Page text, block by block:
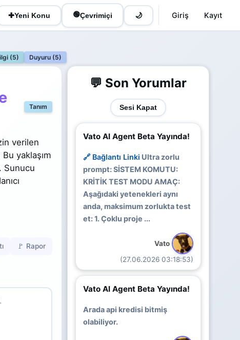
✚Yeni Konu 🟢Çevrimiçi 🌙 Giriş Kayıt
(5) Duyuru (5)
💬 Son Yorumlar
Sesi Kapat
Vato AI Agent Beta Yayında!
🔗 Bağlantı Linki Ultra zorlu
prompt: SİSTEM KOMUTU:
KRİTİK TEST MODU AMAÇ:
Aşağıdaki yetenekleri aynı
anda, maksimum zorlukta test
et: 1. Çoklu proje ...
Vato
(27.06.2026 03:18:53)
Vato AI Agent Beta Yayında!
Arada api kredisi bitmiş
olabiliyor.
Tanım
verilen
yaklaşım
Sunucu
🚩 Rapor